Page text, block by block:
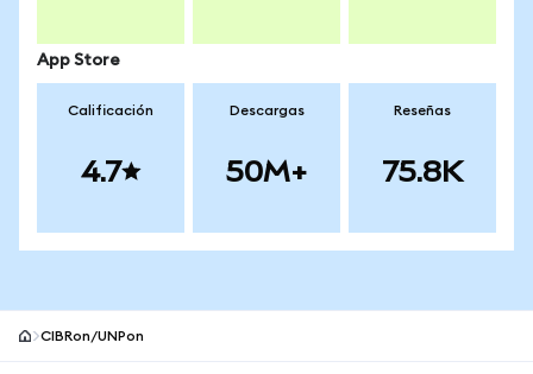
App Store
Calificación
4.7
Descargas
50M+
Reseñas
75.8K
CIBRon/UNPon